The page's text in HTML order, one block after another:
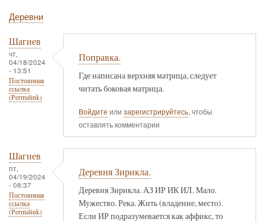
Деревни
Шагиев
чт,
04/18/2024
- 13:51
Постоянная
ссылка
(Permalink)
Поправка.
Где написана верхняя матрица, следует
читать боковая матрица.
Войдите или зарегистрируйтесь, чтобы
оставлять комментарии
Шагиев
пт,
04/19/2024
- 08:37
Постоянная
ссылка
(Permalink)
Деревня Зирикла.
Деревня Зирикла. АЗ ИР ИК ИЛ. Мало.
Мужество. Река. Жить (владение, место).
Если ИР подразумевается как аффикс, то